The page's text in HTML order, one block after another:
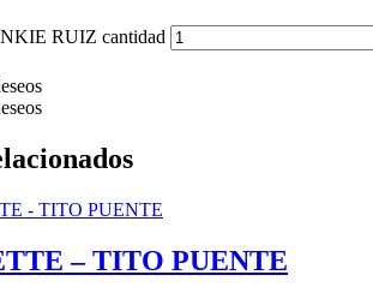
RUIZ cantidad
– TITO PUENTE